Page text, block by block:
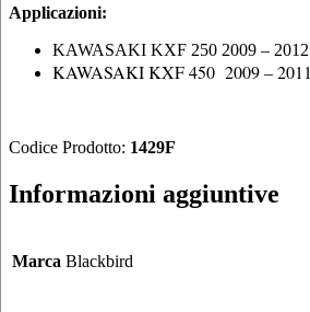
Applicazioni:
KAWASAKI KXF 250 2009 – 2012
KAWASAKI KXF 450 2009 – 2011
Codice Prodotto: 1429F
Informazioni aggiuntive
Marca Blackbird